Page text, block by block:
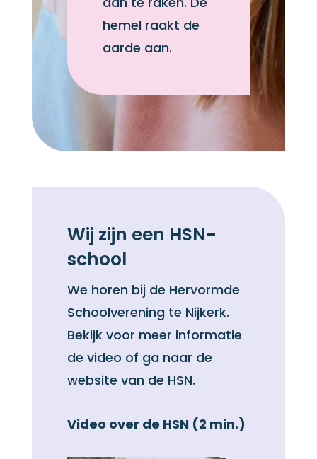
hemel raakt de
aarde aan.
Wij zijn een HSN-
school
We horen bij de Hervormde
Schoolverening te Nijkerk.
Bekijk voor meer informatie
de video of ga naar de
website van de HSN.
Video over de HSN (2 min.)